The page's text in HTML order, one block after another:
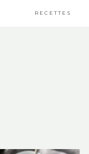
RECETTES